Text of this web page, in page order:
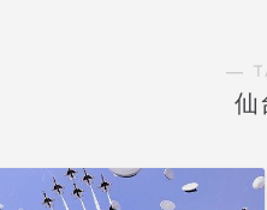
―
仙